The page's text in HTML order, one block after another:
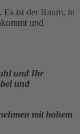
Es ist der Raum, in
und
und Ihr
und
mit hohem